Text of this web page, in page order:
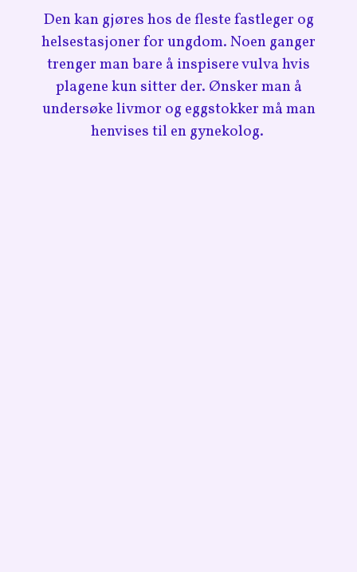
Denkan gjøres hos de fleste fastleger og
helsestasjoner for ungdom.Noen ganger
trenger man bare å inspisere vulva hvis
plagene kun sitter der. Ønsker man å
undersøke livmor og eggstokker må man
henvises til en gynekolog.